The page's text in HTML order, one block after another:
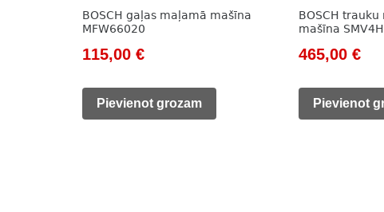
BOSCH gaļas maļamā mašīna
MFW66020
Original
was:
115,00 €Current
is:
Pievienot grozam
BOSCH
mašīna
Original
was:
465,00€
is:
Pievienot